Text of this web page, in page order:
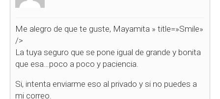
Me alegro de que te guste, Mayamita » title=»Smile»
/>
La tuya seguro que se pone igual de grande y bonita
que esa…poco a poco y paciencia.
Si, intenta enviarme eso al privado y si no puedes a
mi correo.